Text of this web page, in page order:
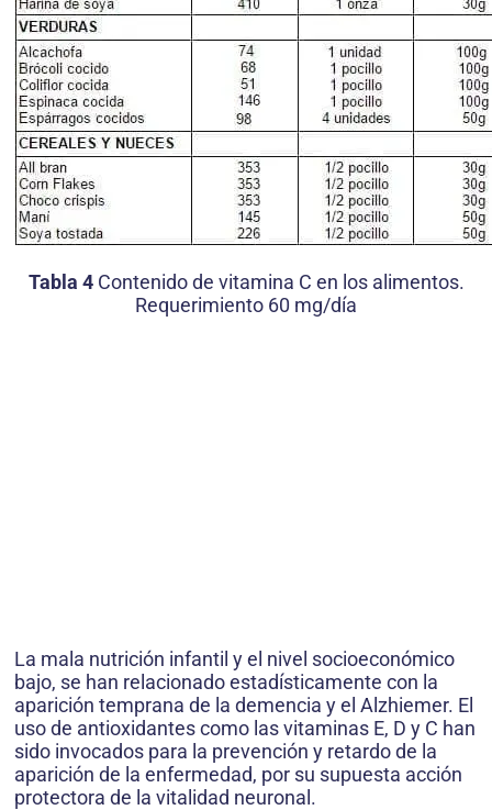
Tabla 4 Contenido de vitamina C en los alimentos.
Requerimiento 60 mg/día
La mala nutrición infantil y el nivel socioeconómico
bajo, se han relacionado estadísticamente con la
aparición temprana de la demencia y el Alzhiemer. El
uso de antioxidantes como las vitaminas E, D y C han
sido invocados para la prevención y retardo de la
aparición de la enfermedad, por su supuesta acción
protectora de la vitalidad neuronal.